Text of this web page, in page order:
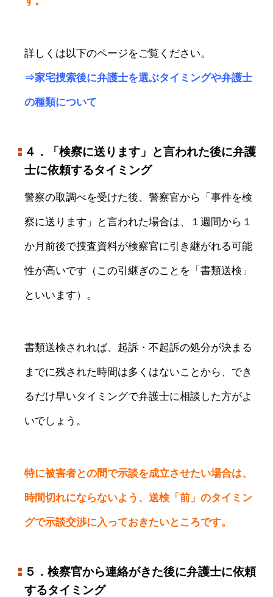
詳しくは以下のページをご覧ください。
⇒家宅捜索後に弁護士を選ぶタイミングや弁護士
の種類について
４．「検察に送ります」と言われた後に弁護
士に依頼するタイミング
警察の取調べを受けた後、警察官から「事件を検
察に送ります」と言われた場合は、１週間から１
か月前後で捜査資料が検察官に引き継がれる可能
性が高いです（この引継ぎのことを「書類送検」
といいます）。
書類送検されれば、起訴・不起訴の処分が決まる
までに残された時間は多くはないことから、でき
るだけ早いタイミングで弁護士に相談した方がよ
いでしょう。
特に被害者との間で示談を成立させたい場合は、
時間切れにならないよう、送検「前」のタイミン
グで示談交渉に入っておきたいところです。
５．検察官から連絡がきた後に弁護士に依頼
するタイミング